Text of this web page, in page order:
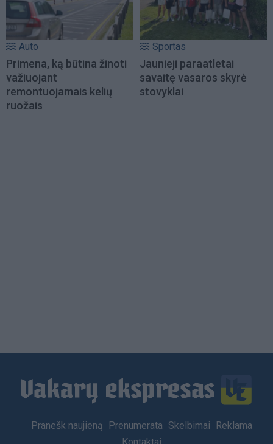
Auto
Primena, ką būtina žinoti
važiuojant
remontuojamais kelių
ruožais
Sportas
Jaunieji paraatletai
savaitę vasaros skyrė
stovyklai
Footer
Pranešk naujieną Prenumerata Skelbimai
Reklama